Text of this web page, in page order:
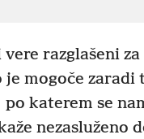
razglašeni
je mogoče
po katerem se
nezasluženo